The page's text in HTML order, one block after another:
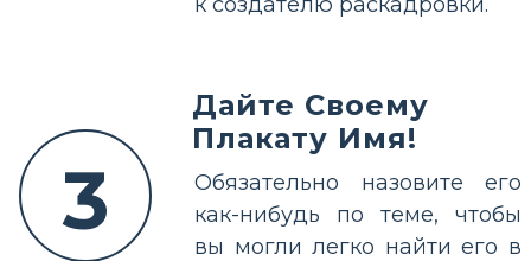
3
Дайте Своему
Плакату Имя!
Обязательно назовите его
как-нибудь по теме, чтобы
вы могли легко найти его в